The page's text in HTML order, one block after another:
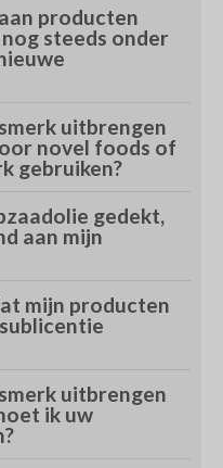
producten
steeds onder
uitbrengen
novel foods of
gebruiken?
gedekt,
aan mijn
mijn producten
uitbrengen
ik uw